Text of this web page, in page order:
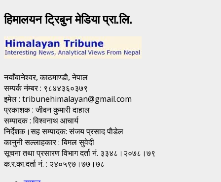
हिमालयन ट्रिबुन मेडिया प्रा.लि.
नयाँबानेश्वर, काठमाण्डाै, नेपाल
सम्पर्क नंम्बर : ९८४४३६०३७९
इमेल : tribunehimalayan@gmail.com
प्रकाशक : जीवन कुमारी दाहाल
सम्पादक : विश्वनाथ आचार्य
निर्देशक।सह सम्पादक: संजय प्रसाद पाैडेल
कानुनी सल्लाहकार : बिमल सुवेदी
सूचना तथा प्रसारण विभाग दर्ता नं. ३३४८।२०७८।७९
क.र.का.दर्ता नं. : २४०५९७।७७।७८